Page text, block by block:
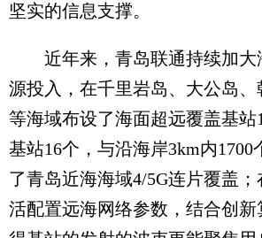
坚实的信息支撑。
近年来，青岛联通持续加大
源投入，在千里岩岛、大公岛、
等海域布设了海面超远覆盖基站
基站16个，与沿海岸3km内1700
了青岛近海海域4/5G连片覆盖
活配置远海网络参数，结合创